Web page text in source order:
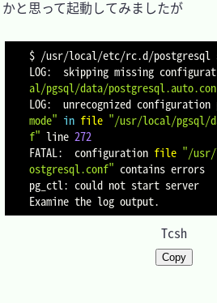
かと思って起動してみましたが
$ /usr/local/etc/rc.d/
LOG:  skipping missing
al/pgsql/data/
LOG:  unrecognized configuration
mode" in file "/usr/local/pgsql/
f" line 272
FATAL:  configuration file "/
ostgresql.conf" contains errors
pg_ctl: could not start server
Tcsh
Copy